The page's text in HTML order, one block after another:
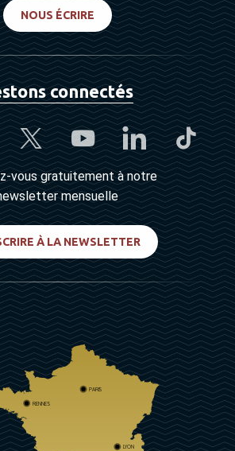
NOUS ÉCRIRE
connectés
vous gratuitement à notre
mensuelle
À LA NEWSLETTER
PARIS
RENNES
LYON